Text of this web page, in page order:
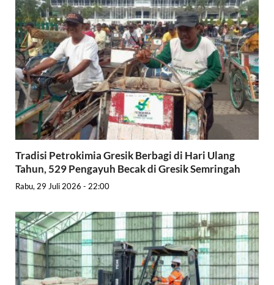
Tradisi Petrokimia Gresik Berbagi di Hari Ulang
Tahun, 529 Pengayuh Becak di Gresik Semringah
Rabu, 29 Juli 2026 - 22:00